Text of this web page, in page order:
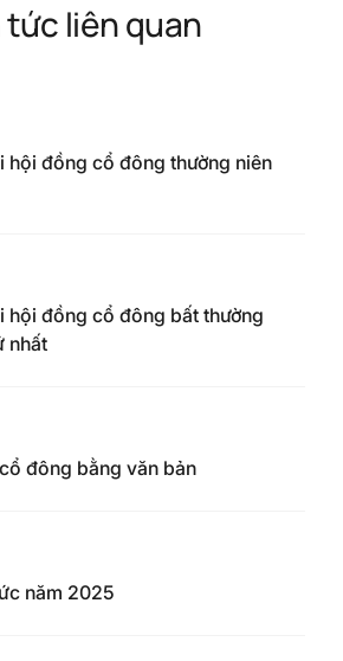
tức liên quan
hội đồng cổ đông thường niên
hội đồng cổ đông bất thường
nhất
đông bằng văn bản
năm 2025